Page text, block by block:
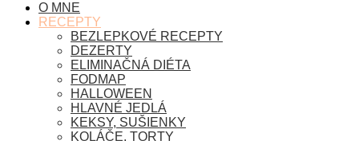
O MNE
RECEPTY
BEZLEPKOVÉ RECEPTY
DEZERTY
ELIMINAČNÁ DIÉTA
FODMAP
HALLOWEEN
HLAVNÉ JEDLÁ
KEKSY, SUŠIENKY
KOLÁČE, TORTY